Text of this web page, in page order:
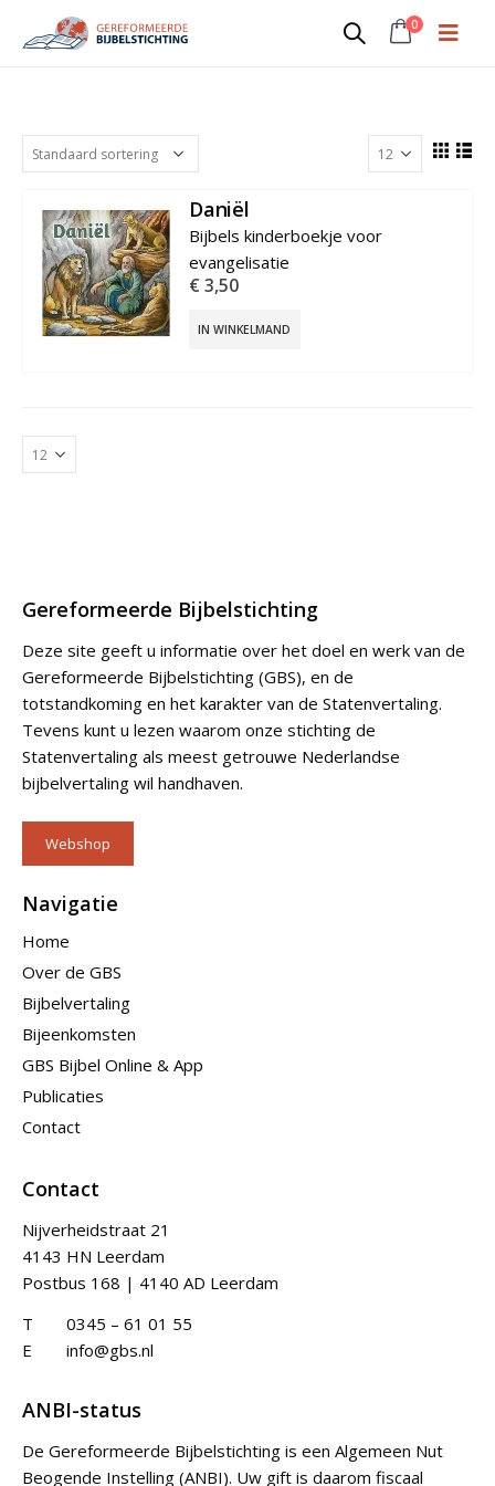
0
Daniël
€ 3,50
IN WINKELMAND
Gereformeerde Bijbelstichting
Deze site geeft u informatie over het doel en werk van de
Gereformeerde Bijbelstichting (GBS), en de
totstandkoming en het karakter van de Statenvertaling.
Tevens kunt u lezen waarom onze stichting de
Statenvertaling als meest getrouwe Nederlandse
bijbelvertaling wil handhaven.
Webshop
Navigatie
Home
Over de GBS
Bijbelvertaling
Bijeenkomsten
GBS Bijbel Online & App
Publicaties
Contact
Contact
Nijverheidstraat 21
4143 HN Leerdam
Postbus 168 | 4140 AD Leerdam
T
0345 – 61 01 55
E
info@gbs.nl
ANBI-status
De Gereformeerde Bijbelstichting is een Algemeen Nut
Beogende Instelling (ANBI). Uw gift is daarom fiscaal